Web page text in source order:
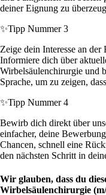
deiner Eignung zu
✨Tipp Nummer 3
Zeige dein Interesse an
Informiere dich über
Wirbelsäulenchirurgie und
Sprache, um zu zeigen,
✨Tipp Nummer 4
Bewirb dich direkt über
einfacher, deine
Chancen, schnell eine
den nächsten Schritt in
Wir glauben, dass du
Wirbelsäulenchirurgie